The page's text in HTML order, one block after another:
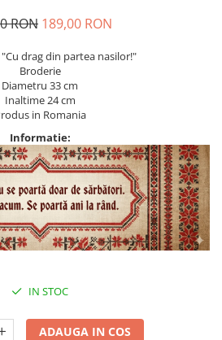
RON 189,00 RON
drag din partea nasilor!"
Broderie
Diametru 33 cm
Inaltime 24 cm
in Romania
Informatie:
IN STOC
ADAUGA IN COS